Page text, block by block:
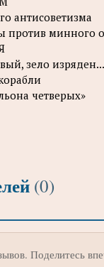
антисоветизма
против минного
зело
четверых»
(0)
Поделитесь